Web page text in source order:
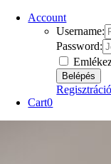
Account
Username:
Password:
Regisztráció
Cart0